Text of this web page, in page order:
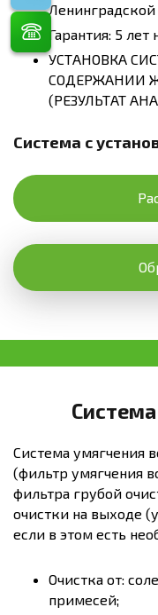
Ленинградской
Гарантия: 5
УСТАНОВКА
СОДЕРЖАНИИ
(РЕЗУЛЬТАТ
Система с
Система умягчения
(фильтр умягчения
фильтра грубой
очистки на выходе
если в этом есть
Очистка от:
примесей;